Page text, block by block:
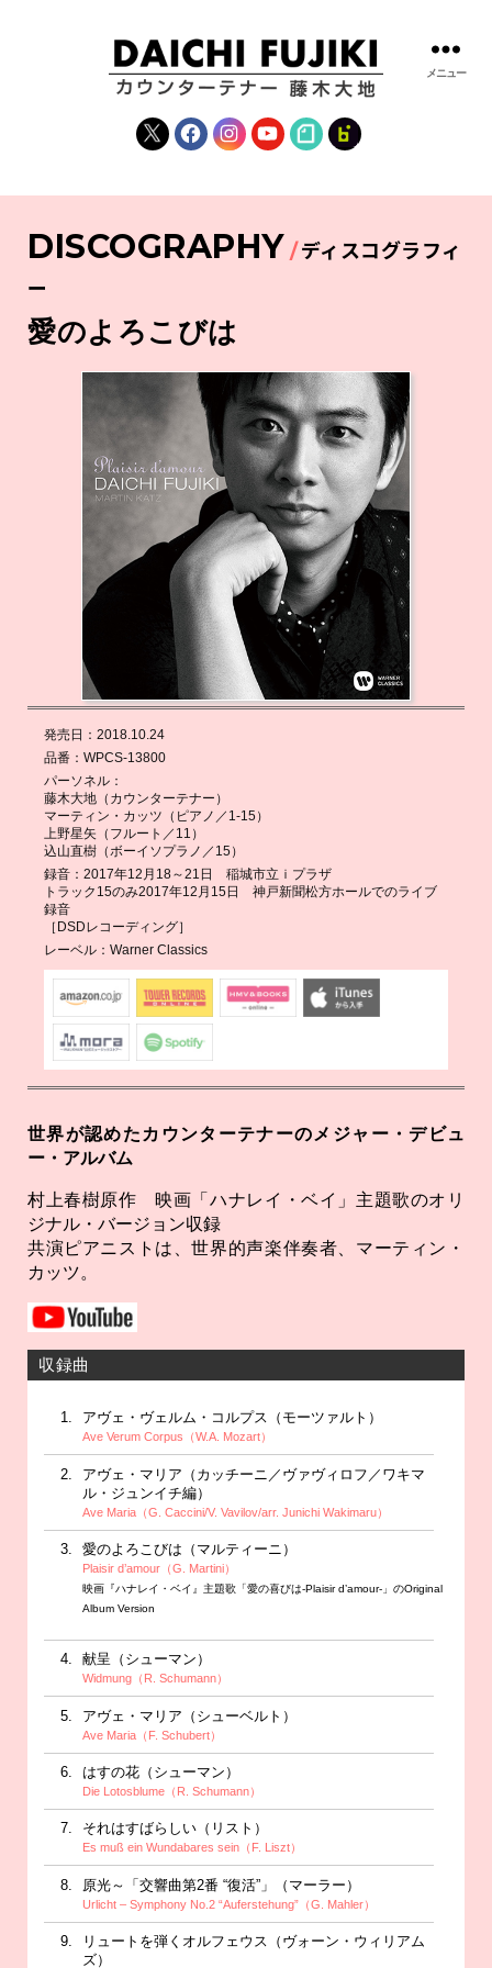
木
大
|
FUJIKI
OFFICIAL
X FacebookInstagramYouTube
note fanclub
メニュー
DISCOGRAPHY
ディスコグラフィ
ー
愛のよろこびは
発売日： 2018.10.24
品番： WPCS-13800
パーソネル：
藤木大地（カウンターテナー）
マーティン・カッツ（ピアノ／1-15）
上野星矢（フルート／11）
込山直樹（ボーイソプラノ／15）
録音： 2017年12月18～21日 稲城市立ｉプラザ
トラック15のみ2017年12月15日 神戸新聞松方ホールでのライブ
録音
［DSDレコーディング］
レーベル： Warner Classics
世界が認めたカウンターテナーのメジャー・デビュ
ー・アルバム
村上春樹原作 映画「ハナレイ・ベイ」主題歌のオリ
ジナル・バージョン収録
共演ピアニストは、世界的声楽伴奏者、マーティン・
カッツ。
収録曲
アヴェ・ヴェルム・コルプス（モーツァルト）
Ave Verum Corpus（W.A. Mozart）
アヴェ・マリア（カッチーニ／ヴァヴィロフ／ワキマ
ル・ジュンイチ編）
Ave Maria（G. Caccini/V. Vavilov/arr. Junichi Wakimaru）
愛のよろこびは（マルティーニ）
Plaisir d’amour（G. Martini）
映画『ハナレイ・ベイ』主題歌「愛の喜びは-Plaisir d’amour-」のOriginal
Album Version
献呈（シューマン）
Widmung（R. Schumann）
アヴェ・マリア（シューベルト）
Ave Maria（F. Schubert）
はすの花（シューマン）
Die Lotosblume（R. Schumann）
それはすばらしい（リスト）
Es muß ein Wundabares sein（F. Liszt）
原光～「交響曲第2番 “復活”」（マーラー）
Urlicht – Symphony No.2 “Auferstehung”（G. Mahler）
リュートを弾くオルフェウス（ヴォーン・ウィリアム
ズ）